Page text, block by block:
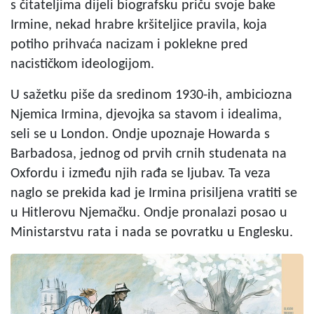
s čitateljima dijeli biografsku priču svoje bake
Irmine, nekad hrabre kršiteljice pravila, koja
potiho prihvaća nacizam i poklekne pred
nacističkom ideologijom.
U sažetku piše da sredinom 1930-ih, ambiciozna
Njemica Irmina, djevojka sa stavom i idealima,
seli se u London. Ondje upoznaje Howarda s
Barbadosa, jednog od prvih crnih studenata na
Oxfordu i između njih rađa se ljubav. Ta veza
naglo se prekida kad je Irmina prisiljena vratiti se
u Hitlerovu Njemačku. Ondje pronalazi posao u
Ministarstvu rata i nada se povratku u Englesku.